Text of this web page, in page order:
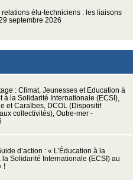
relations élu-techniciens : les liaisons
septembre 2026
: Climat, Jeunesses et Education à
à la Solidarité Internationale (ECSI),
et Caraïbes, DCOL (Dispositif
collectivités), Outre-mer -
d’action : « L’Éducation à la
la Solidarité Internationale (ECSI) au
!